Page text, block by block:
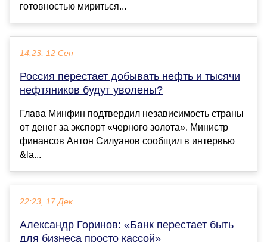
готовностью мириться...
14:23, 12 Сен
Россия перестает добывать нефть и тысячи
нефтяников будут уволены?
Глава Минфин подтвердил независимость страны
от денег за экспорт «черного золота». Министр
финансов Антон Силуанов сообщил в интервью
&la...
22:23, 17 Дек
Александр Горинов: «Банк перестает быть
для бизнеса просто кассой»